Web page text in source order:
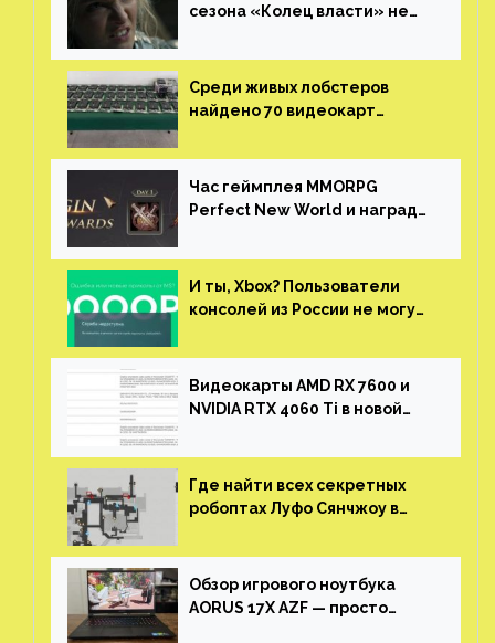
сезона «Колец власти» не
Среди живых лобстеров
найдено 70 видеокарт
китайской таможни
Час геймплея MMORPG
Perfect New World и награды
И ты, Xbox? Пользователи
консолей из России не могут
Видеокарты AMD RX 7600 и
NVIDIA RTX 4060 Ti в новой
Где найти всех секретных
робоптах Луфо Сянчжоу в
Обзор игрового ноутбука
AORUS 17X AZF — просто